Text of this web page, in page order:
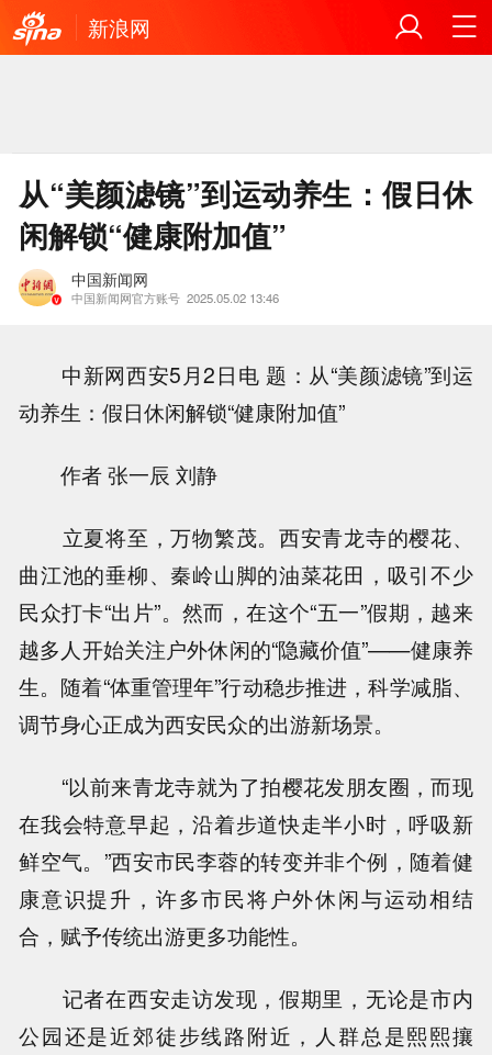
新浪网
从“美颜滤镜”到运动养生：假日休
闲解锁“健康附加值”
中国新闻网
中国新闻网官方账号 2025.05.02 13:46
中新网西安5月2日电 题：从“美颜滤镜”到运
动养生：假日休闲解锁“健康附加值”
作者 张一辰 刘静
立夏将至，万物繁茂。西安青龙寺的樱花、
曲江池的垂柳、秦岭山脚的油菜花田，吸引不少
民众打卡“出片”。然而，在这个“五一”假期，越来
越多人开始关注户外休闲的“隐藏价值”——健康养
生。随着“体重管理年”行动稳步推进，科学减脂、
调节身心正成为西安民众的出游新场景。
“以前来青龙寺就为了拍樱花发朋友圈，而现
在我会特意早起，沿着步道快走半小时，呼吸新
鲜空气。”西安市民李蓉的转变并非个例，随着健
康意识提升，许多市民将户外休闲与运动相结
合，赋予传统出游更多功能性。
记者在西安走访发现，假期里，无论是市内
公园还是近郊徒步线路附近，人群总是熙熙攘